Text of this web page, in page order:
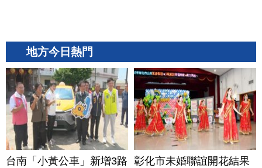
地方今日熱門
台南「小黃公車」新增3路 彰化市未婚聯誼開花結果